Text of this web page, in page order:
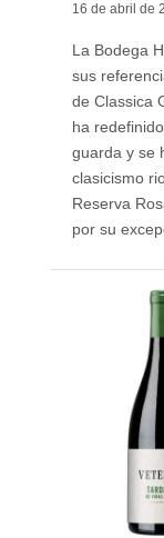
16 de abril de
La Bodega
sus
de Classica
ha
guarda y se
clasicismo
Reserva
por su